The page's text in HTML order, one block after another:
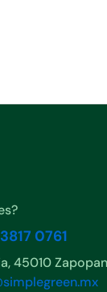
0761
45010